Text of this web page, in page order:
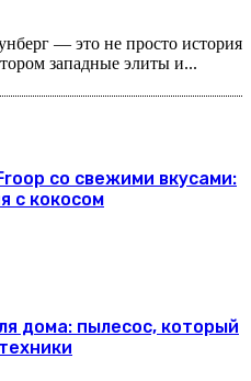
— это не просто история
западные элиты и...
со свежими вкусами:
с кокосом
дома: пылесос, который